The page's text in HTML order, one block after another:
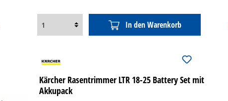
In den Warenkorb
Kärcher Rasentrimmer LTR 18-25 Battery Set mit
Akkupack